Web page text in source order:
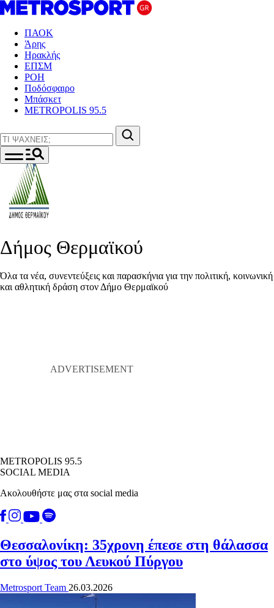
ΠΑΟΚ
Άρης
Ηρακλής
ΕΠΣΜ
ΡΟΗ
Ποδόσφαιρο
Μπάσκετ
METROPOLIS 95.5
Δήμος Θερμαϊκού
Όλα τα νέα, συνεντεύξεις και παρασκήνια για την πολιτική, κοινωνική
και αθλητική δράση στον Δήμο Θερμαϊκού
METROPOLIS 95.5
SOCIAL MEDIA
Ακολουθήστε μας στα social media
Θεσσαλονίκη: 35χρονη έπεσε στη θάλασσα
στο ύψος του Λευκού Πύργου
Metrosport Team 26.03.2026